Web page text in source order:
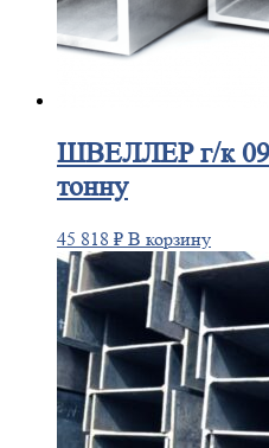
ШВЕЛЛЕРг/к
тонну
45 818 ₽ В корзину